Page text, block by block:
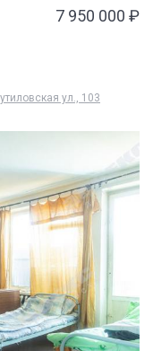
7 950 000 ₽
ул., 103